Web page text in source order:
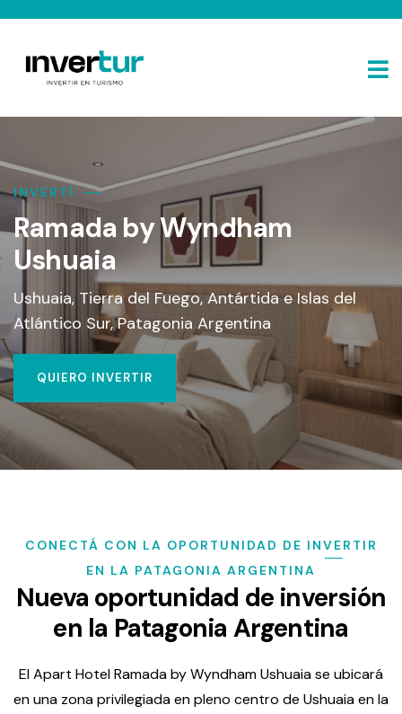
INVERTÍ
Ramada by Wyndham
Ushuaia
Ushuaia, Tierra del Fuego, Antártida e Islas del
Atlántico Sur, Patagonia Argentina
QUIERO INVERTIR
CONECTÁ CON LA OPORTUNIDAD DE INVERTIR
EN LA PATAGONIA ARGENTINA
Nueva oportunidad de inversión
en la Patagonia Argentina
El Apart Hotel Ramada by Wyndham Ushuaia se ubicará
en una zona privilegiada en pleno centro de Ushuaia en la